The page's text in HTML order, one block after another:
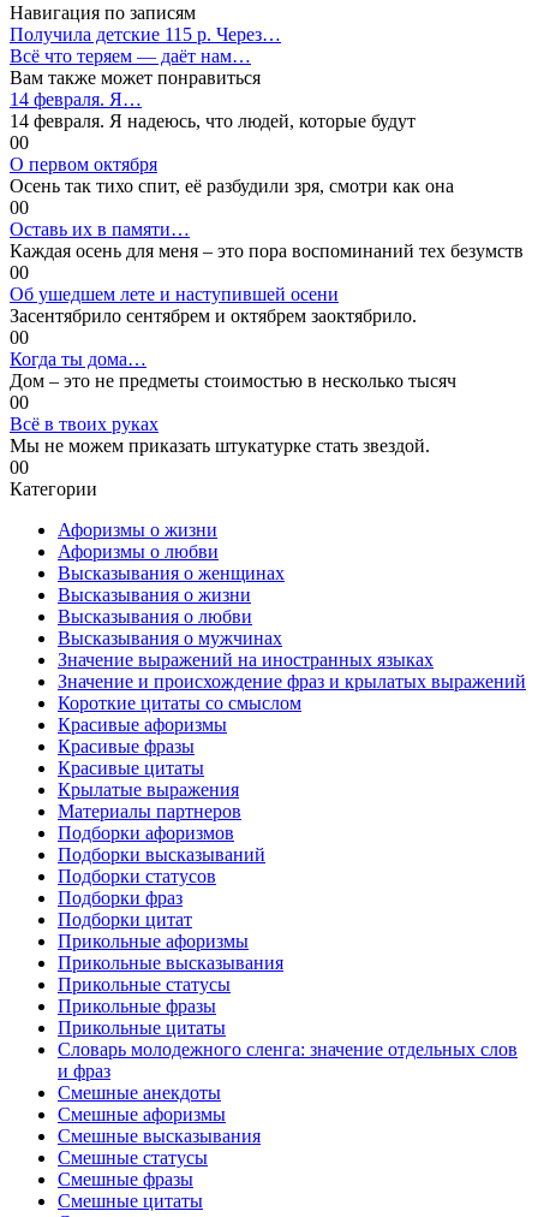
Навигация по записям
Получила детские 115 р. Через…
Всё что теряем — даёт нам…
Вам также может понравиться
14 февраля. Я…
14 февраля. Я надеюсь, что людей, которые будут
00
О первом октября
Осень так тихо спит, её разбудили зря, смотри как она
00
Оставь их в памяти…
Каждая осень для меня – это пора воспоминаний тех безумств
00
Об ушедшем лете и наступившей осени
Засентябрило сентябрем и октябрем заоктябрило.
00
Когда ты дома…
Дом – это не предметы стоимостью в несколько тысяч
00
Всё в твоих руках
Мы не можем приказать штукатурке стать звездой.
00
Категории
Афоризмы о жизни
Афоризмы о любви
Высказывания о женщинах
Высказывания о жизни
Высказывания о любви
Высказывания о мужчинах
Значение выражений на иностранных языках
Значение и происхождение фраз и крылатых выражений
Короткие цитаты со смыслом
Красивые афоризмы
Красивые фразы
Красивые цитаты
Крылатые выражения
Материалы партнеров
Подборки афоризмов
Подборки высказываний
Подборки статусов
Подборки фраз
Подборки цитат
Прикольные афоризмы
Прикольные высказывания
Прикольные статусы
Прикольные фразы
Прикольные цитаты
Словарь молодежного сленга: значение отдельных слов
и фраз
Смешные анекдоты
Смешные афоризмы
Смешные высказывания
Смешные статусы
Смешные фразы
Смешные цитаты